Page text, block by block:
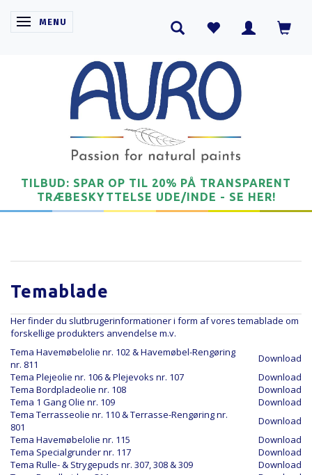
SKIFTE NAVIGATION
MENU
TILBUD: SPAR OP TIL 20% PÅ TRANSPARENT
TRÆBESKYTTELSE UDE/INDE - SE HER!
Temablade
Her finder du slutbrugerinformationer i form af vores temablade om
forskellige produkters anvendelse m.v.
Tema Havemøbelolie nr. 102 & Havemøbel-Rengøring
nr. 811
Download
Tema Plejeolie nr. 106 & Plejevoks nr. 107
Download
Tema Bordpladeolie nr. 108
Download
Tema 1 Gang Olie nr. 109
Download
Tema Terrasseolie nr. 110 & Terrasse-Rengøring nr.
801
Download
Tema Havemøbelolie nr. 115
Download
Tema Specialgrunder nr. 117
Download
Tema Rulle- & Strygepuds nr. 307, 308 & 309
Download